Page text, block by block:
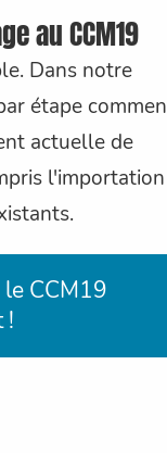
au CCM19
Dans notre
étape
actuelle de
l'importation
le CCM19
!